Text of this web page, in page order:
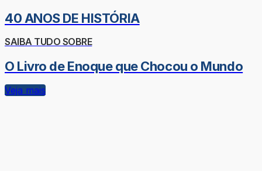
40 ANOS DE HISTÓRIA
SAIBA TUDO SOBRE
O Livro de Enoque que Chocou o Mundo
Veja mais